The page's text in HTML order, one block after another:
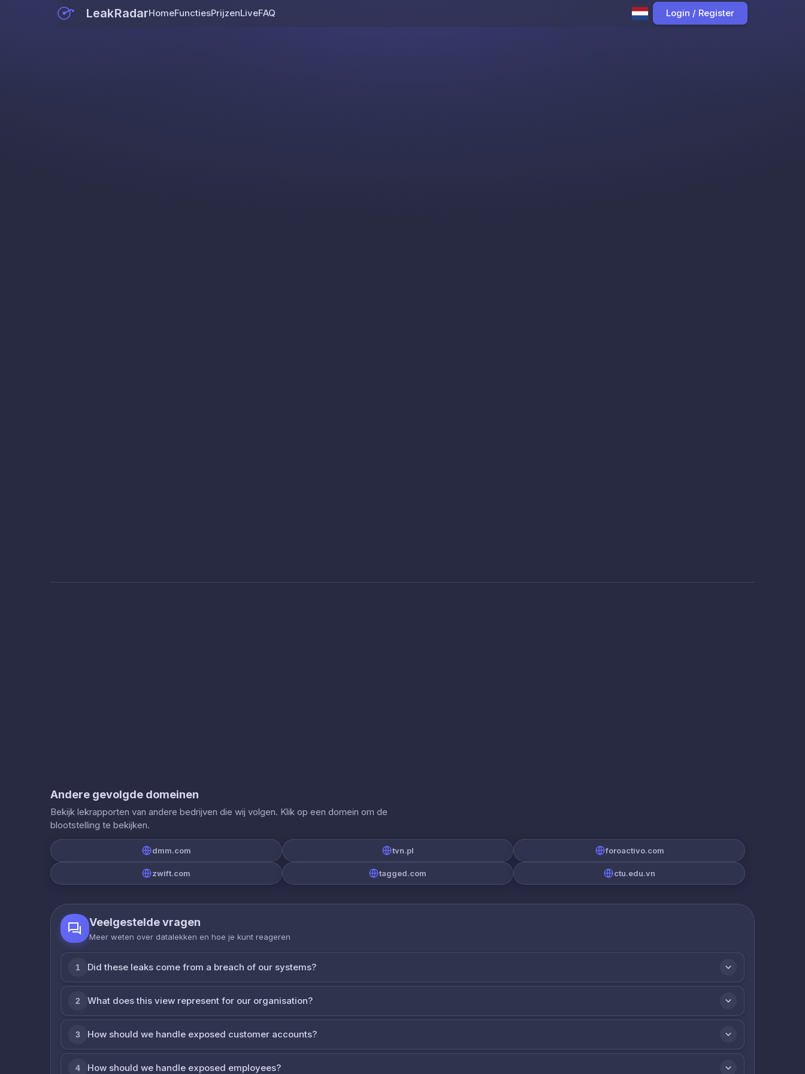
LeakRadarHomeFunctiesPrijzenLiveFAQ Login / Register
Andere gevolgde domeinen
Bekijk lekrapporten van andere bedrijven die wij volgen. Klik op een domein om de
blootstelling te bekijken.
dmm.com tvn.pl foroactivo.com
zwift.com tagged.com ctu.edu.vn
Veelgestelde vragen
Meer weten over datalekken en hoe je kunt reageren
1 Did these leaks come from a breach of our systems?
2 What does this view represent for our organisation?
3 How should we handle exposed customer accounts?
4 How should we handle exposed employees?